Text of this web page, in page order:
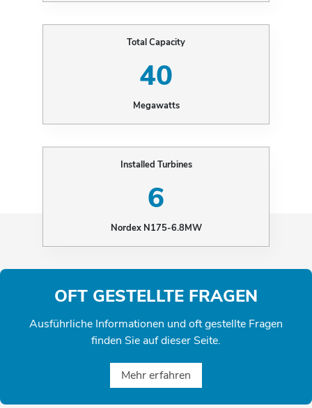
Total Capacity
40
Megawatts
Installed Turbines
6
Nordex N175-6.8MW
OFT GESTELLTE FRAGEN
Ausführliche Informationen und oft gestellte Fragen
finden Sie auf dieser Seite.
Mehr erfahren